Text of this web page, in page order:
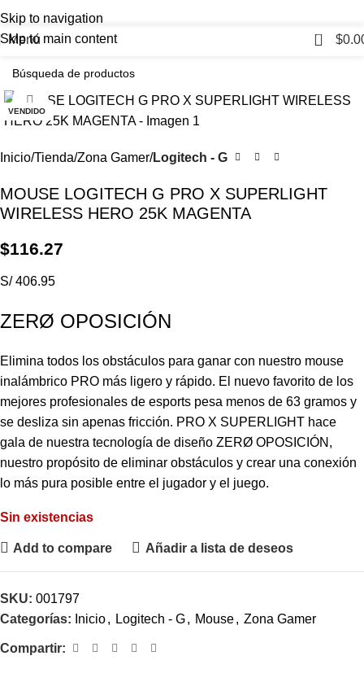
Skip to navigation
Skip to main content
Menú 0 $
VENDIDO
Haga Click para agrandar
Inicio Tienda Zona Gamer Logitech - G
MOUSE LOGITECH G PRO X SUPERLIGHT
WIRELESS HERO 25K MAGENTA
$116.27
S/ 406.95
ZERØ OPOSICIÓN
Elimina todos los obstáculos para ganar con nuestro mouse
inalámbrico PRO más ligero y rápido. El nuevo favorito de los
mejores profesionales de esports pesa menos de 63 gramos y
se desliza sin apenas fricción. PRO X SUPERLIGHT hace
gala de nuestra tecnología de diseño ZERØ OPOSICIÓN,
nuestro propósito de eliminar obstáculos y crear una conexión
lo más pura posible entre el jugador y el juego.
Sin existencias
Add to compare Añadir a lista de deseos
SKU: 001797
Categorías: Inicio, Logitech - G, Mouse, Zona Gamer
Compartir: